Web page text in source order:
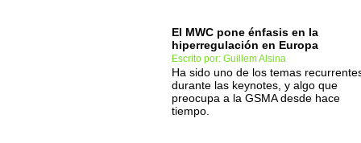
El MWC pone énfasis en la
hiperregulación en Europa
Escrito por: Guillem Alsina
Ha sido uno de los temas
durante las keynotes, y algo que
preocupa a la GSMA desde hace
tiempo.